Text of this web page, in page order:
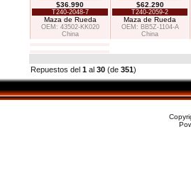
$36.990
T240-2048-7
Maza de Rueda
OEM: 43502-KK020
China
$62.290
T240-2059-2
Maza de Rueda
OEM: BB5Z-1104-A
China
Repuestos del 1 al 30 (de 351)